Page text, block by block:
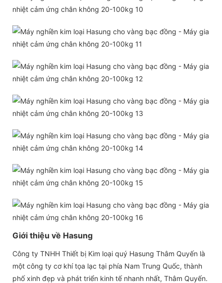
Giới thiệu về Hasung
Công ty TNHH Thiết bị Kim loại quý Hasung Thâm Quyến là
một công ty cơ khí tọa lạc tại phía Nam Trung Quốc, thành
phố xinh đẹp và phát triển kinh tế nhanh nhất, Thâm Quyến.